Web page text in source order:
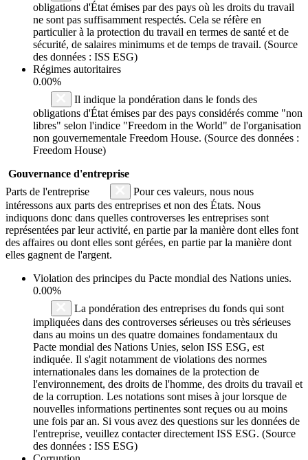
obligations d'État émises par des pays où les droits du travail
ne sont pas suffisamment respectés. Cela se réfère en
particulier à la protection du travail en termes de santé et de
sécurité, de salaires minimums et de temps de travail. (Source
des données : ISS ESG)
Régimes autoritaires
0.00%
Il indique la pondération dans le fonds des
obligations d'État émises par des pays considérés comme "non
libres" selon l'indice "Freedom in the World" de l'organisation
non gouvernementale Freedom House. (Source des données :
Freedom House)
Gouvernance d'entreprise
Parts de l'entreprise
Pour ces valeurs, nous nous
intéressons aux parts des entreprises et non des États. Nous
indiquons donc dans quelles controverses les entreprises sont
représentées par leur activité, en partie par la manière dont elles font
des affaires ou dont elles sont gérées, en partie par la manière dont
elles gagnent de l'argent.
Violation des principes du Pacte mondial des Nations unies.
0.00%
La pondération des entreprises du fonds qui sont
impliquées dans des controverses sérieuses ou très sérieuses
dans au moins un des quatre domaines fondamentaux du
Pacte mondial des Nations Unies, selon ISS ESG, est
indiquée. Il s'agit notamment de violations des normes
internationales dans les domaines de la protection de
l'environnement, des droits de l'homme, des droits du travail et
de la corruption. Les notations sont mises à jour lorsque de
nouvelles informations pertinentes sont reçues ou au moins
une fois par an. Si vous avez des questions sur les données de
l'entreprise, veuillez contacter directement ISS ESG. (Source
des données : ISS ESG)